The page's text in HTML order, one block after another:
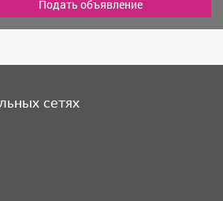
Подать объявление
сетях